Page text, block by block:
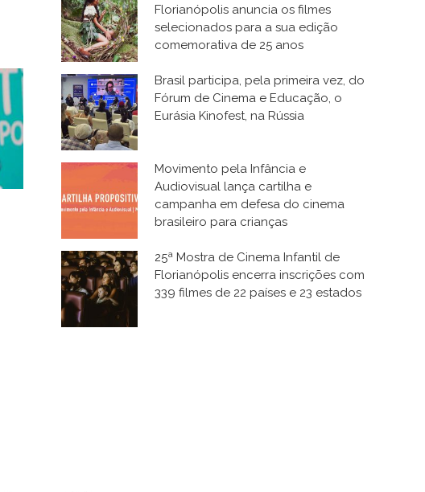
Florianópolis anuncia os filmes
selecionados para a sua edição
comemorativa de 25 anos
Brasil participa, pela primeira vez, do
Fórum de Cinema e Educação, o
Eurásia Kinofest, na Rússia
Movimento pela Infância e
Audiovisual lança cartilha e
campanha em defesa do cinema
brasileiro para crianças
25ª Mostra de Cinema Infantil de
Florianópolis encerra inscrições com
339 filmes de 22 países e 23 estados